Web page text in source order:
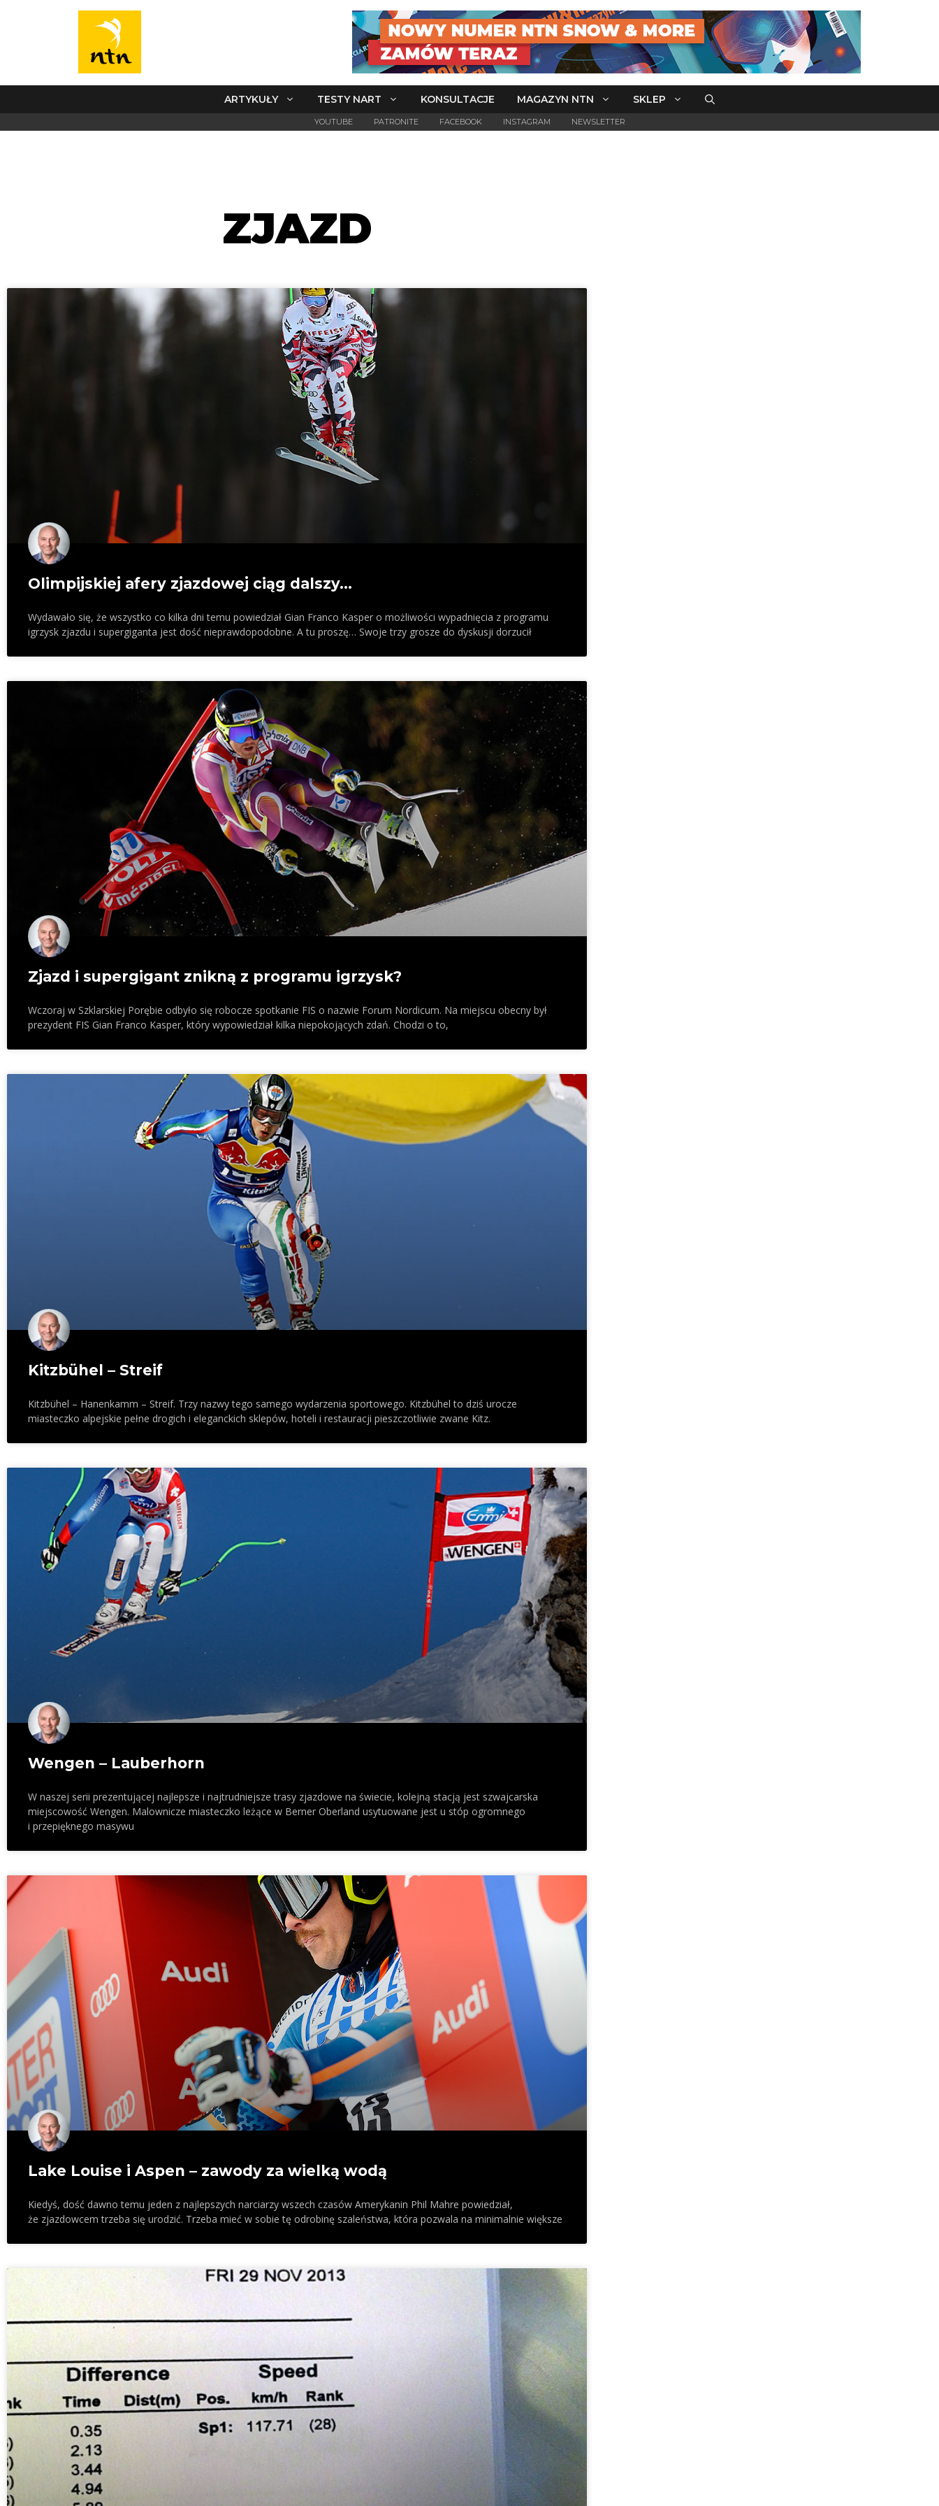
ARTYKUŁY TESTY NART KONSULTACJE MAGAZYN NTN SKLEP
YOUTUBE PATRONITE FACEBOOK INSTAGRAM NEWSLETTER
ZJAZD
Olimpijskiej afery zjazdowej ciąg dalszy…
Wydawało się, że wszystko co kilka dni temu powiedział Gian Franco Kasper o możliwości wypadnięcia z programu
igrzysk zjazdu i supergiganta jest dość nieprawdopodobne. A tu proszę… Swoje trzy grosze do dyskusji dorzucił
Zjazd i supergigant znikną z programu igrzysk?
Wczoraj w Szklarskiej Porębie odbyło się robocze spotkanie FIS o nazwie Forum Nordicum. Na miejscu obecny był
prezydent FIS Gian Franco Kasper, który wypowiedział kilka niepokojących zdań. Chodzi o to,
Kitzbühel – Streif
Kitzbühel – Hanenkamm – Streif. Trzy nazwy tego samego wydarzenia sportowego. Kitzbühel to dziś urocze
miasteczko alpejskie pełne drogich i eleganckich sklepów, hoteli i restauracji pieszczotliwie zwane Kitz.
Wengen – Lauberhorn
W naszej serii prezentującej najlepsze i najtrudniejsze trasy zjazdowe na świecie, kolejną stacją jest szwajcarska
miejscowość Wengen. Malownicze miasteczko leżące w Berner Oberland usytuowane jest u stóp ogromnego
i przepięknego masywu
Lake Louise i Aspen – zawody za wielką wodą
Kiedyś, dość dawno temu jeden z najlepszych narciarzy wszech czasów Amerykanin Phil Mahre powiedział,
że zjazdowcem trzeba się urodzić. Trzeba mieć w sobie tę odrobinę szaleństwa, która pozwala na minimalnie większe